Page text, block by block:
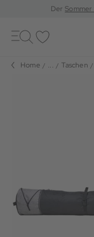
DerSommer
Toggle
navigation
Home ... Taschen